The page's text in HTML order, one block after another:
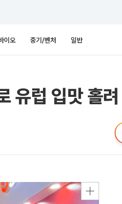
이오 중기/벤처 일반
유럽 입맛 홀려